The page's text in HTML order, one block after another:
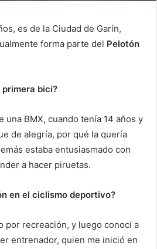
es de la Ciudad de Garín,
forma parte del Pelotón
bici?
una BMX, cuando tenía 14 años y
de alegría, por qué la quería
estaba entusiasmado con
a hacer piruetas.
en el ciclismo deportivo?
por recreación, y luego conocí a
entrenador, quien me inició en